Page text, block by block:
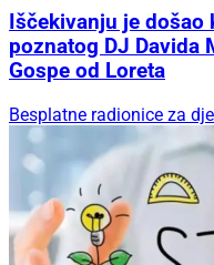
Iščekivanju je
poznatog DJ Davida
Gospe od Loreta
Besplatne radionice za